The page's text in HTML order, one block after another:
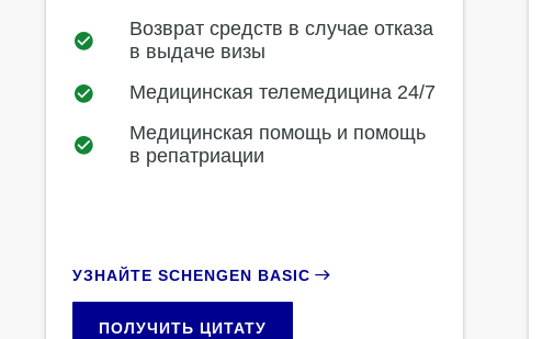
Возврат средств в случае отказа
в выдаче визы
Медицинская телемедицина 24/7
Медицинская помощь и помощь
в репатриации
УЗНАЙТЕ SCHENGEN BASIC
ПОЛУЧИТЬ ЦИТАТУ